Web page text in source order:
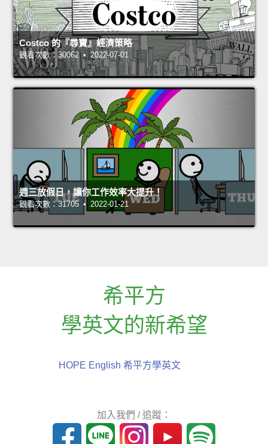
Costco 的『尋寶』經濟策略
觀看次數：30062 • 2022-07-01
週三放假日，讓你工作效率大提升！
觀看次數：31705 • 2022-01-21
希平方
學英文的新希望
HOPE English 希平方學英文
加入我們 / 追蹤：